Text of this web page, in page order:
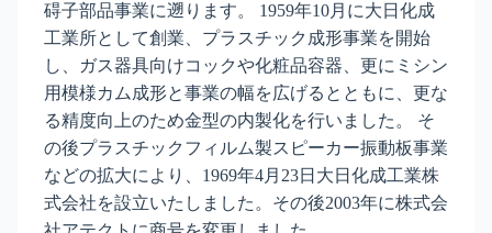
碍子部品事業に遡ります。 1959年10月に大日化成
工業所として創業、プラスチック成形事業を開始
し、ガス器具向けコックや化粧品容器、更にミシン
用模様カム成形と事業の幅を広げるとともに、更な
る精度向上のため金型の内製化を行いました。 そ
の後プラスチックフィルム製スピーカー振動板事業
などの拡大により、1969年4月23日大日化成工業株
式会社を設立いたしました。その後2003年に株式会